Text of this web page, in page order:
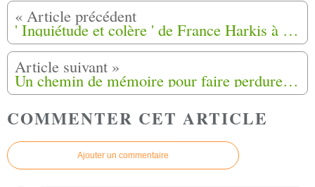
' Inquiétude et colère ' de France Harkis à l'annonce de la visite du recteur de la Grande mosquée de Paris au mémorial de Rivesaltes (66)
Un chemin de mémoire pour faire perdurer l'histoire des harkis à Ongles (04)
COMMENTER CET ARTICLE
Ajouter un commentaire